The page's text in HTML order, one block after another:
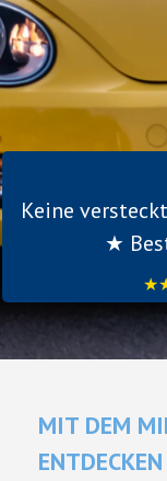
Keine
★
MIT DEM
ENTDECKEN